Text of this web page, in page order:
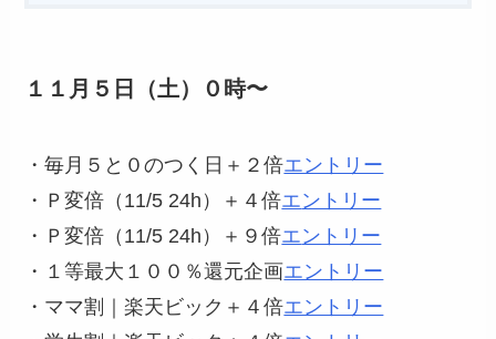
１１月５日（土）０時〜
・毎月５と０のつく日＋２倍エントリー
・Ｐ変倍（11/5 24h）＋４倍エントリー
・Ｐ変倍（11/5 24h）＋９倍エントリー
・１等最大１００％還元企画エントリー
・ママ割｜楽天ビック＋４倍エントリー